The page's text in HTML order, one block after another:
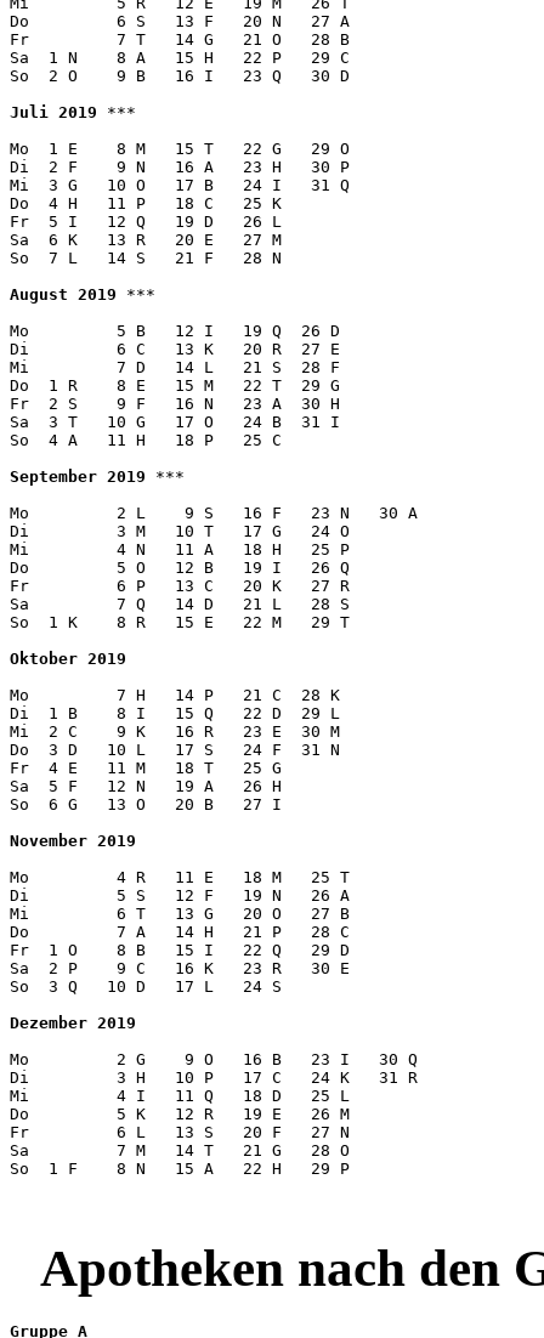
Do         6 S   13 F   20 N   27 A
Fr         7 T   14 G   21 O   28 B
Sa  1 N    8 A   15 H   22 P   29 C
So  2 O    9 B   16 I   23 Q   30 D
Juli 2019 ***
Mo  1 E    8 M   15 T   22 G   29 O
Di  2 F    9 N   16 A   23 H   30 P
Mi  3 G   10 O   17 B   24 I   31 Q
Do  4 H   11 P   18 C   25 K
Fr  5 I   12 Q   19 D   26 L
Sa  6 K   13 R   20 E   27 M
So  7 L   14 S   21 F   28 N
August 2019 ***
Mo         5 B   12 I   19 Q  26 D
Di         6 C   13 K   20 R  27 E
Mi         7 D   14 L   21 S  28 F
Do  1 R    8 E   15 M   22 T  29 G
Fr  2 S    9 F   16 N   23 A  30 H
Sa  3 T   10 G   17 O   24 B  31 I
So  4 A   11 H   18 P   25 C
September 2019 ***
Mo         2 L    9 S   16 F   23 N   30 A
Di         3 M   10 T   17 G   24 O
Mi         4 N   11 A   18 H   25 P
Do         5 O   12 B   19 I   26 Q
Fr         6 P   13 C   20 K   27 R
Sa         7 Q   14 D   21 L   28 S
So  1 K    8 R   15 E   22 M   29 T
Oktober 2019
Mo         7 H   14 P   21 C  28 K
Di  1 B    8 I   15 Q   22 D  29 L
Mi  2 C    9 K   16 R   23 E  30 M
Do  3 D   10 L   17 S   24 F  31 N
Fr  4 E   11 M   18 T   25 G
Sa  5 F   12 N   19 A   26 H
So  6 G   13 O   20 B   27 I
November 2019
Mo         4 R   11 E   18 M   25 T
Di         5 S   12 F   19 N   26 A
Mi         6 T   13 G   20 O   27 B
Do         7 A   14 H   21 P   28 C
Fr  1 O    8 B   15 I   22 Q   29 D
Sa  2 P    9 C   16 K   23 R   30 E
So  3 Q   10 D   17 L   24 S
Dezember 2019
Mo         2 G    9 O   16 B   23 I   30 Q
Di         3 H   10 P   17 C   24 K   31 R
Mi         4 I   11 Q   18 D   25 L
Do         5 K   12 R   19 E   26 M
Fr         6 L   13 S   20 F   27 N
Sa         7 M   14 T   21 G   28 O
So  1 F    8 N   15 A   22 H   29 P
Apotheken nach den
Gruppe A